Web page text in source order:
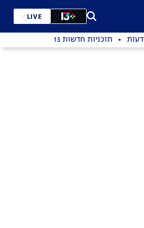
LIVE
תוכניות חדשות 13